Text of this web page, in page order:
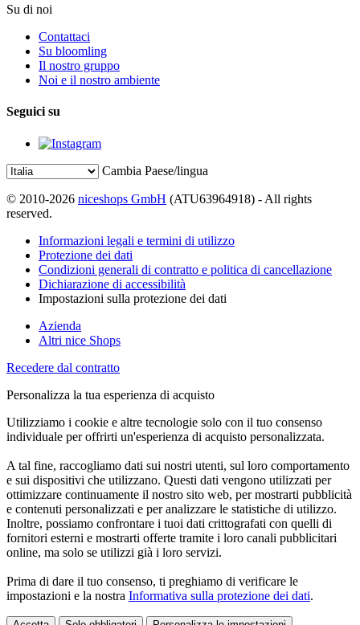
Su di noi
Contattaci
Su bloomling
Il nostro gruppo
Noi e il nostro ambiente
Seguici su
Cambia Paese/lingua
© 2010-2026 niceshops GmbH (ATU63964918) - All rights
reserved.
Informazioni legali e termini di utilizzo
Protezione dei dati
Condizioni generali di contratto e politica di cancellazione
Dichiarazione di accessibilità
Impostazioni sulla protezione dei dati
Azienda
Altri nice Shops
Recedere dal contratto
Personalizza la tua esperienza di acquisto
Utilizziamo i cookie e altre tecnologie solo con il tuo consenso
individuale per offrirti un'esperienza di acquisto personalizzata.
A tal fine, raccogliamo dati sui nostri utenti, sul loro comportamento
e sui dispositivi che utilizzano. Questi dati vengono utilizzati per
ottimizzare continuamente il nostro sito web, per mostrarti pubblicità
e contenuti personalizzati e per analizzare le statistiche di utilizzo.
Inoltre, possiamo confrontare i tuoi dati crittografati con quelli di
fornitori esterni e mostrarti offerte tramite i loro canali pubblicitari
online, ma solo se utilizzi già i loro servizi.
Prima di dare il tuo consenso, ti preghiamo di verificare le
impostazioni e la nostra Informativa sulla protezione dei dati.